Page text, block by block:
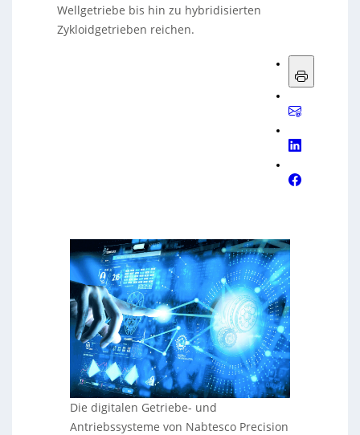
Wellgetriebe bis hin zu hybridisierten
Zykloidgetrieben reichen.
Die digitalen Getriebe- und
Antriebssysteme von Nabtesco Precision